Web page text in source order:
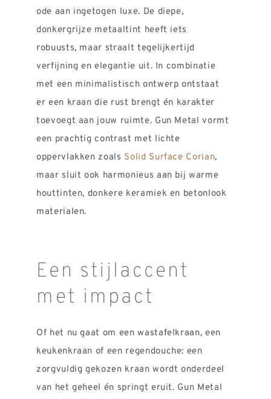
ode aan ingetogen luxe. De diepe,
donkergrijze metaaltint heeft iets
robuusts, maar straalt tegelijkertijd
verfijning en elegantie uit. In combinatie
met een minimalistisch ontwerp ontstaat
er een kraan die rust brengt én karakter
toevoegt aan jouw ruimte. Gun Metal vormt
een prachtig contrast met lichte
oppervlakken zoals Solid Surface Corian,
maar sluit ook harmonieus aan bij warme
houttinten, donkere keramiek en betonlook
materialen.
Een stijlaccent
met impact
Of het nu gaat om een wastafelkraan, een
keukenkraan of een regendouche: een
zorgvuldig gekozen kraan wordt onderdeel
van het geheel én springt eruit. Gun Metal